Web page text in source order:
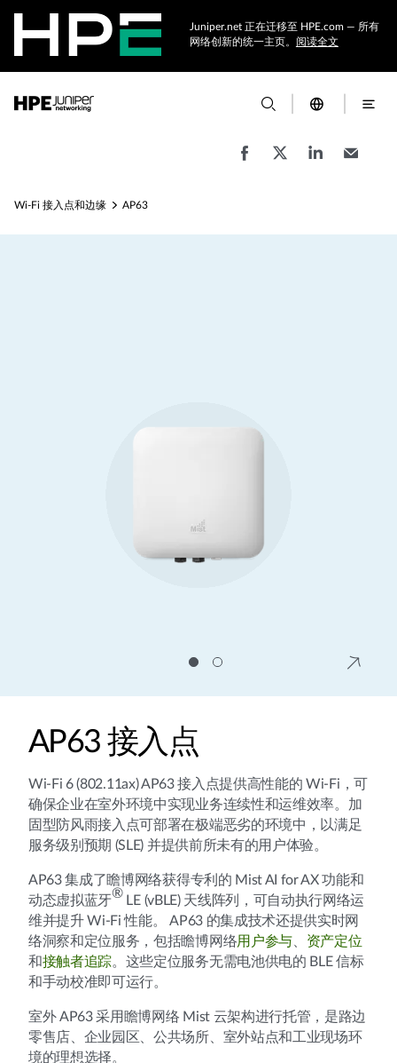
Juniper.net 正在迁移至 HPE.com — 所有
网络创新的统一主页。 阅读全文
Wi-Fi 接入点和边缘 AP63
AP63 接入点
Wi-Fi 6 (802.11ax) AP63 接入点提供高性能的 Wi-Fi，可
确保企业在室外环境中实现业务连续性和运维效率。加
固型防风雨接入点可部署在极端恶劣的环境中，以满足
服务级别预期 (SLE) 并提供前所未有的用户体验。
AP63 集成了瞻博网络获得专利的 Mist AI for AX 功能和
动态虚拟蓝牙® LE (vBLE) 天线阵列，可自动执行网络运
维并提升 Wi-Fi 性能。 AP63 的集成技术还提供实时网
络洞察和定位服务，包括瞻博网络用户参与、 资产定位
和接触者追踪。这些定位服务无需电池供电的 BLE 信标
和手动校准即可运行。
室外 AP63 采用瞻博网络 Mist 云架构进行托管，是路边
零售店、企业园区、公共场所、室外站点和工业现场环
境的理想选择。